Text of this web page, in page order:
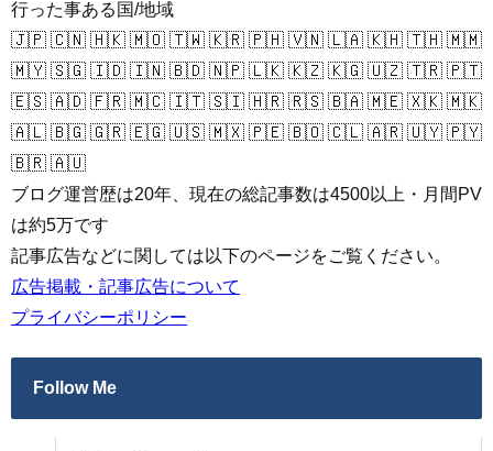
行った事ある国/地域
🇯🇵 🇨🇳 🇭🇰 🇲🇴 🇹🇼 🇰🇷 🇵🇭 🇻🇳 🇱🇦 🇰🇭 🇹🇭 🇲🇲
🇲🇾 🇸🇬 🇮🇩 🇮🇳 🇧🇩 🇳🇵 🇱🇰 🇰🇿 🇰🇬 🇺🇿 🇹🇷 🇵🇹
🇪🇸 🇦🇩 🇫🇷 🇲🇨 🇮🇹 🇸🇮 🇭🇷 🇷🇸 🇧🇦 🇲🇪 🇽🇰 🇲🇰
🇦🇱 🇧🇬 🇬🇷 🇪🇬 🇺🇸 🇲🇽 🇵🇪 🇧🇴 🇨🇱 🇦🇷 🇺🇾 🇵🇾
🇧🇷 🇦🇺
ブログ運営歴は20年、現在の総記事数は4500以上・月間PV
は約5万です
記事広告などに関しては以下のページをご覧ください。
広告掲載・記事広告について
プライバシーポリシー
Follow Me